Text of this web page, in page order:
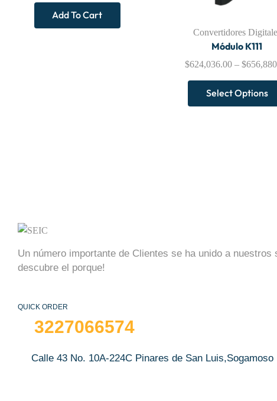
Add To Cart
Convertidores
Módulo K111
$624,036.00 – $
Select Options
Un número importante de Clientes se ha unido a nuestros
descubre el porque!
QUICK ORDER
3227066574
Calle 43 No. 10A-224C Pinares de San Luis,Sogamoso